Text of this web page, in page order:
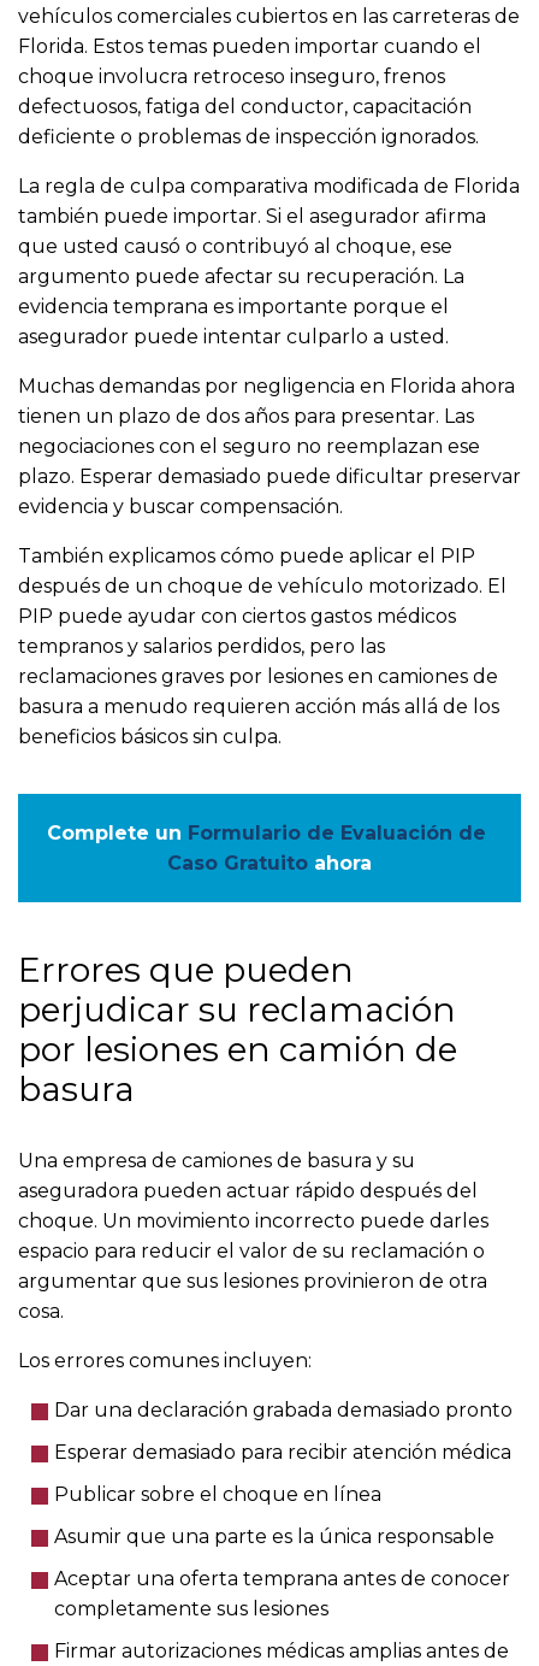
vehículos comerciales cubiertos en las carreteras de
Florida. Estos temas pueden importar cuando el
choque involucra retroceso inseguro, frenos
defectuosos, fatiga del conductor, capacitación
deficiente o problemas de inspección ignorados.
La regla de culpa comparativa modificada de Florida
también puede importar. Si el asegurador afirma
que usted causó o contribuyó al choque, ese
argumento puede afectar su recuperación. La
evidencia temprana es importante porque el
asegurador puede intentar culparlo a usted.
Muchas demandas por negligencia en Florida ahora
tienen un plazo de dos años para presentar. Las
negociaciones con el seguro no reemplazan ese
plazo. Esperar demasiado puede dificultar preservar
evidencia y buscar compensación.
También explicamos cómo puede aplicar el PIP
después de un choque de vehículo motorizado. El
PIP puede ayudar con ciertos gastos médicos
tempranos y salarios perdidos, pero las
reclamaciones graves por lesiones en camiones de
basura a menudo requieren acción más allá de los
beneficios básicos sin culpa.
Complete un Formulario de Evaluación de
Caso Gratuito ahora
Errores que pueden
perjudicar su reclamación
por lesiones en camión de
basura
Una empresa de camiones de basura y su
aseguradora pueden actuar rápido después del
choque. Un movimiento incorrecto puede darles
espacio para reducir el valor de su reclamación o
argumentar que sus lesiones provinieron de otra
cosa.
Los errores comunes incluyen:
Dar una declaración grabada demasiado pronto
Esperar demasiado para recibir atención médica
Publicar sobre el choque en línea
Asumir que una parte es la única responsable
Aceptar una oferta temprana antes de conocer
completamente sus lesiones
Firmar autorizaciones médicas amplias antes de